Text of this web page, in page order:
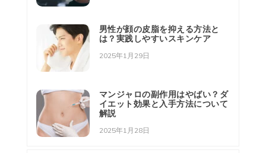
男性が顔の皮脂を抑える方法と
は？実践しやすいスキンケア
2025年1月29日
マンジャロの副作用はやばい？ダ
イエット効果と入手方法について
解説
2025年1月28日